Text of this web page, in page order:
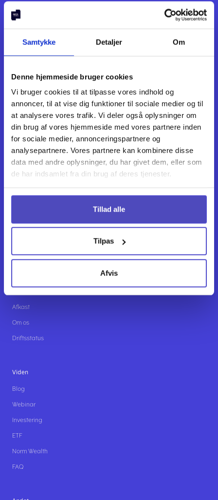
Samtykke Detaljer Om
Denne hjemmeside bruger cookies
Vi bruger cookies til at tilpasse vores indhold og
annoncer, til at vise dig funktioner til sociale medier og til
at analysere vores trafik. Vi deler også oplysninger om
din brug af vores hjemmeside med vores partnere inden
for sociale medier, annonceringspartnere og
analysepartnere. Vores partnere kan kombinere disse
data med andre oplysninger, du har givet dem, eller som
de har indsamlet fra din brug af deres tjenester.
Tillad alle
Tilpas
Afvis
Info
Norm Invest Fondsmæglerselskab A/S
Applebys Plads 7, 1411 København K
hello@norminvest.com
+45 71 96 96 28
Cvr: 37226939
Menu
Investor relations
Afkast
Om os
Driftsstatus
Viden
Blog
Webinar
Investering
ETF
Norm Wealth
FAQ